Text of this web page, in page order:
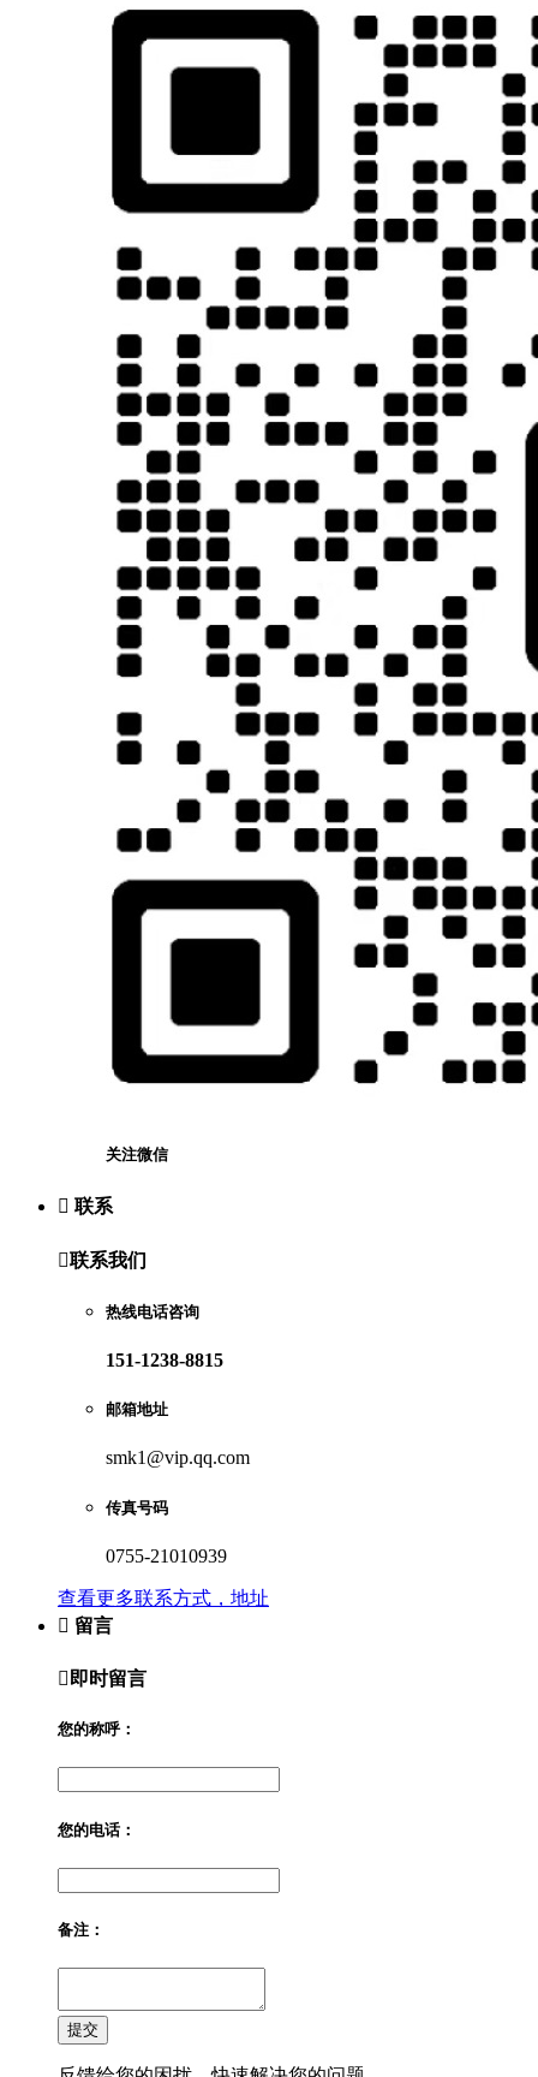
关注微信
 联系
联系我们
热线电话咨询
151-1238-8815
邮箱地址
smk1@vip.qq.com
传真号码
0755-21010939
查看更多联系方式，地址
 留言
 即时留言
您的称呼：
您的电话：
备注：
提交